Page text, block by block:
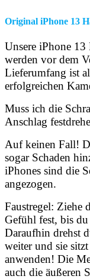
Original iPhone 13
Unsere iPhone 13
werden vor dem
Lieferumfang ist
erfolgreichen
Muss ich die
Anschlag
Auf keinen Fall!
sogar Schaden
iPhones sind die
angezogen.
Faustregel: Ziehe
Gefühl fest, bis
Daraufhin drehst
weiter und sie
anwenden! Die
auch die äußeren